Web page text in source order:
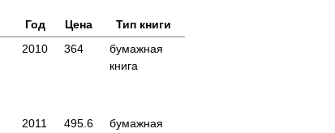
Год Цена
Тип книги
2010 364
бумажная
книга
2011 495.6
бумажная